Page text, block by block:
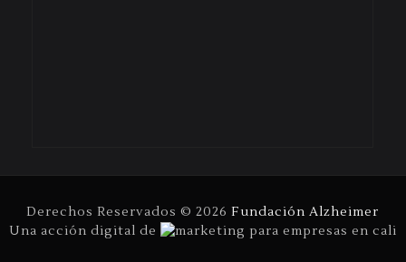
Derechos Reservados ©2026Fundación Alzheimer
Una acción digital de